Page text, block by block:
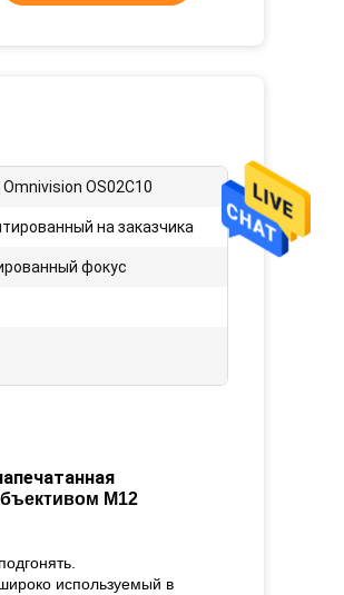
OS02C10
на заказчика
фокус
M12
используемый в